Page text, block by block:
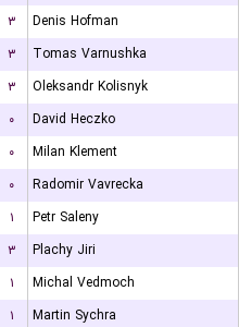
۳
Denis Hofman
۳
Tomas Varnushka
۳
Oleksandr Kolisnyk
۰
David Heczko
۰
Milan Klement
۰
Radomir Vavrecka
۱
Petr Saleny
۳
Plachy Jiri
۱
Michal Vedmoch
۱
Martin Sychra